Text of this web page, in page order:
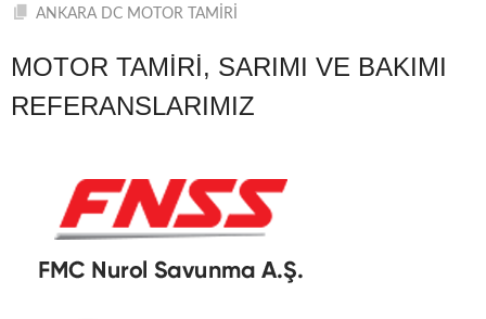
ANKARA DC MOTOR TAMİRİ
MOTOR TAMIRI, SARIMI VE BAKIMI
REFERANSLARIMIZ